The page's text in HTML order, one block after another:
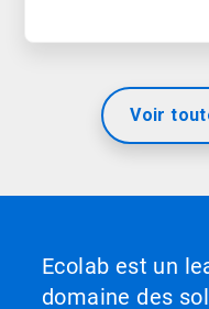
Voir
Ecolab est un
domaine des